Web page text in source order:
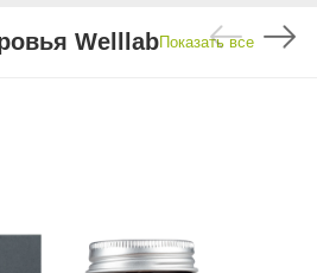
WelllabПоказать все